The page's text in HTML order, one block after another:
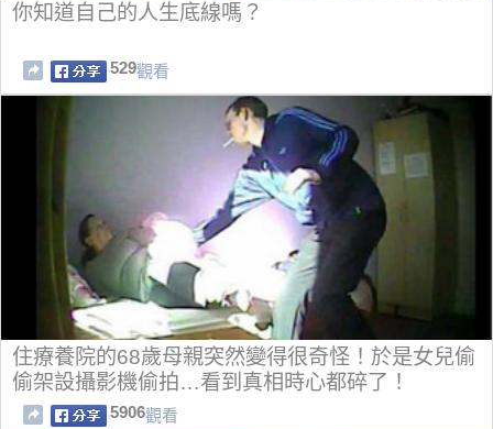
你知道自己的人生底線嗎？
529觀看
住療養院的68歲母親突然變得很奇怪！於是女兒偷
偷架設攝影機偷拍…看到真相時心都碎了！
5906觀看